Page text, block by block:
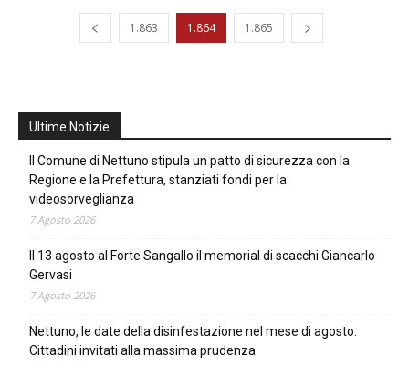
1.863 1.864 1.865
Ultime Notizie
Il Comune di Nettuno stipula un patto di sicurezza con la
Regione e la Prefettura, stanziati fondi per la
videosorveglianza
7 Agosto 2026
Il 13 agosto al Forte Sangallo il memorial di scacchi Giancarlo
Gervasi
7 Agosto 2026
Nettuno, le date della disinfestazione nel mese di agosto.
Cittadini invitati alla massima prudenza